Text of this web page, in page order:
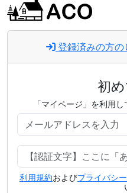
登録済みの方
初
「マイページ」を利用
利用規約およびプライバシ